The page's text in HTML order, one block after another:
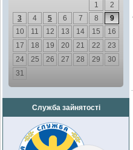
1
2
3
4 5 6 7 8
9
10
11 12 13 14 15
16
17
18 19 20 21 22
23
24
25 26 27 28 29
30
31
Служба зайнятості